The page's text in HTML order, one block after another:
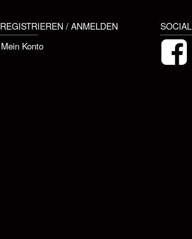
REGISTRIEREN / ANMELDEN
Mein Konto
SOCIAL